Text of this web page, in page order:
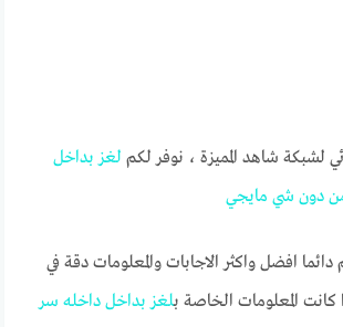
لشبكة شاهد المميزة ، نوفر لكم لغز بداخل
دون شي مايجي
افضل واكثر الاجابات والمعلومات دقة في
كانت المعلومات الخاصة بلغز بداخل داخله سر